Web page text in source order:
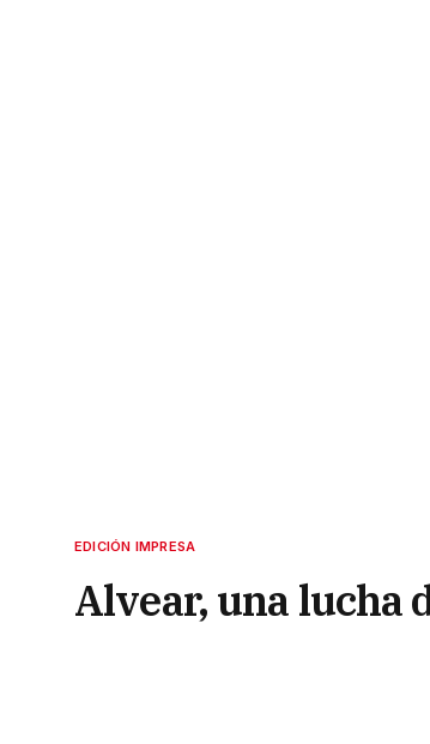
EDICIÓN IMPRESA
Alvear, una lucha